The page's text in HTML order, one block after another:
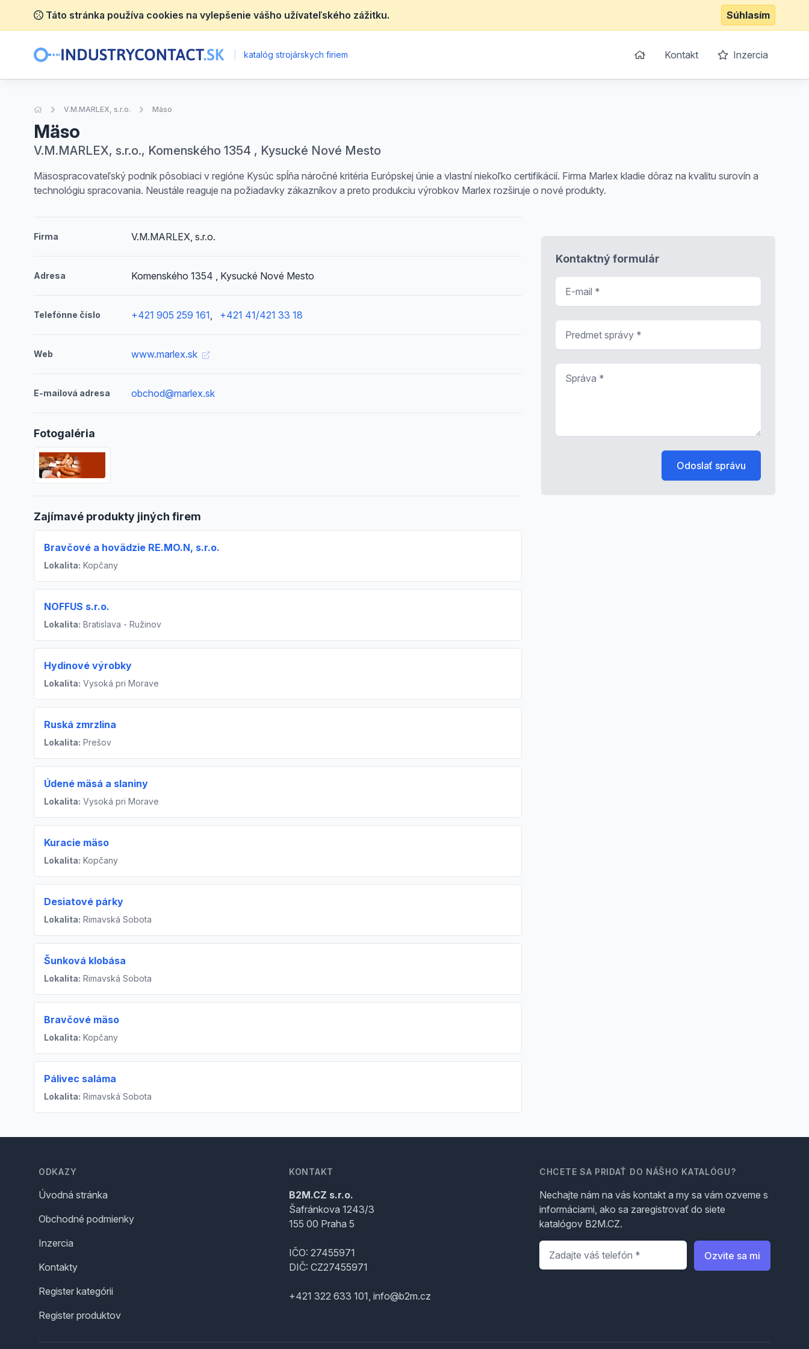
Táto stránka používa cookies na vylepšenie vášho užívateľského zážitku. Súhlasím
katalóg strojárskych firiem Kontakt Inzercia
Úvodná stránka
V.M.MARLEX, s.r.o. Mäso
Mäso
V.M.MARLEX, s.r.o., Komenského 1354 , Kysucké Nové Mesto
Mäsospracovateľský podnik pôsobiaci v regióne Kysúc spĺňa náročné kritéria Európskej únie a vlastní niekoľko certifikácií. Firma Marlex kladie dôraz na kvalitu surovín a
technológiu spracovania. Neustále reaguje na požiadavky zákazníkov a preto produkciu výrobkov Marlex rozširuje o nové produkty.
Firma V.M.MARLEX, s.r.o.
Adresa Komenského 1354 , Kysucké Nové Mesto
Telefónne číslo +421 905 259 161, +421 41/421 33 18
Web www.marlex.sk
E-mailová adresa obchod@marlex.sk
Fotogaléria
Zajímavé produkty jiných firem
Bravčové a hovädzie RE.MO.N, s.r.o.
Lokalita: Kopčany
NOFFUS s.r.o.
Lokalita: Bratislava - Ružinov
Hydinové výrobky
Lokalita: Vysoká pri Morave
Ruská zmrzlina
Lokalita: Prešov
Údené mäsá a slaniny
Lokalita: Vysoká pri Morave
Kuracie mäso
Lokalita: Kopčany
Desiatové párky
Lokalita: Rimavská Sobota
Šunková klobása
Lokalita: Rimavská Sobota
Bravčové mäso
Lokalita: Kopčany
Pálivec saláma
Lokalita: Rimavská Sobota
Kontaktný formulár
Odoslať správu
ODKAZY
Úvodná stránka
Obchodné podmienky
Inzercia
Kontakty
Register kategórii
Register produktov
KONTAKT
B2M.CZ s.r.o.
Šafránkova 1243/3
155 00 Praha 5
IČO: 27455971
DIČ: CZ27455971
+421 322 633 101, info@b2m.cz
CHCETE SA PRIDAŤ DO NÁŠHO KATALÓGU?
Nechajte nám na vás kontakt a my sa vám ozveme s
informáciami, ako sa zaregistrovať do siete
katalógov B2M.CZ.
Telefón
Ozvite sa mi